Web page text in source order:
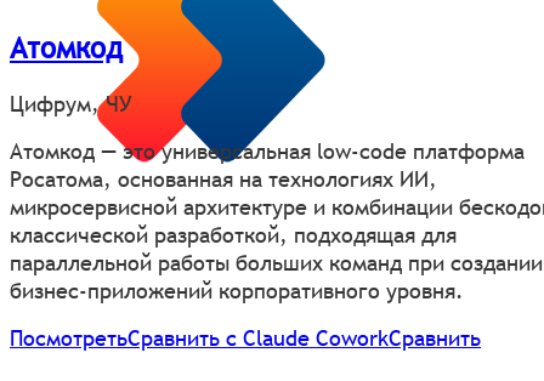
Атомкод
Цифрум, ЧУ
Атомкод — это универсальная low-code платформа
Росатома, основанная на технологиях ИИ,
микросервисной архитектуре и комбинации
классической разработкой, подходящая для
параллельной работы больших команд при создании
бизнес-приложений корпоративного уровня.
ПосмотретьСравнить с Claude CoworkСравнить